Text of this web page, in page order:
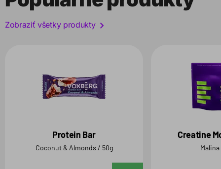
Zobraziť všetky produkty
Protein Bar
Coconut & Almonds / 50g
Creatine